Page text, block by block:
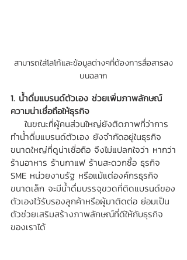
สามารถใส่โลโก้และข้อมูลต่างๆที่ต้องการสื่อสารลง
บนฉลาก
1. น้ำดื่มแบรนด์ตัวเอง ช่วยเพิ่มภาพลักษณ์
ความน่าเชื่อถือให้ธุรกิจ
ทำน้ำดื่มแบรนด์ตัวเอง ยังจำกัดอยู่ในธุรกิจ
ขนาดใหญ่ที่ดูน่าเชื่อถือ จึงไม่แปลกใจว่า หากว่า
ร้านอาหาร ร้านกาแฟ ร้านสะดวกซื้อ ธุรกิจ
SME หน่วยงานรัฐ หรือแม้แต่องค์กรธุรกิจ
ขนาดเล็ก จะมีน้ำดื่มบรรจุขวดที่ติดแบรนด์ของ
ตัวเองไว้รับรองลูกค้าหรือผู้มาติดต่อ ย่อมเป็น
ตัวช่วยเสริมสร้างภาพลักษณ์ที่ดีให้กับธุรกิจ
ของเราได้